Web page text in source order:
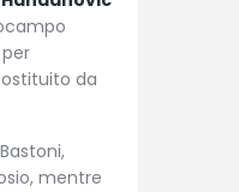
da
mentre